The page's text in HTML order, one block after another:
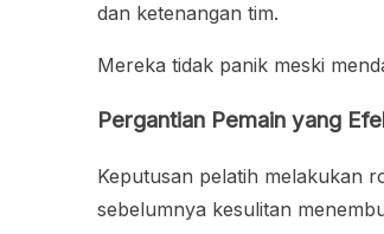
dan ketenangan tim.
Mereka tidak panik meski
Pergantian Pemain yang
Keputusan pelatih melakukan
sebelumnya kesulitan